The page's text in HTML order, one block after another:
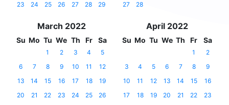
23
24 25 26 27 28 29
27
28
March 2022
Su Mo Tu We Th Fr Sa
1 2 3 4
5
6
7 8 9 10 11
12
13
14 15 16 17 18
19
20
21 22 23 24 25
26
April 2022
Su Mo Tu We Th Fr Sa
1
2
3
4 5 6 7 8
9
10
11 12 13 14 15
16
17
18 19 20 21 22
23